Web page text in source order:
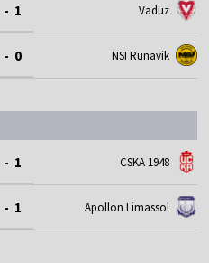
- 1 Vaduz
- 0 NSI Runavik
- 1 CSKA 1948
- 1 Apollon Limassol